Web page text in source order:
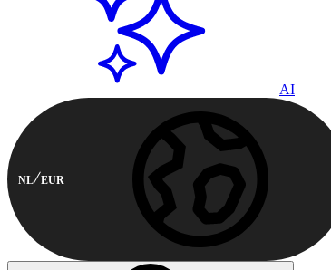
AI
NL EUR